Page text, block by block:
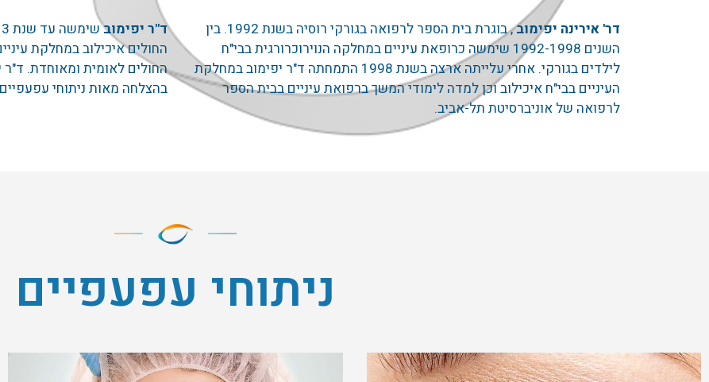
דר' אירינה יפימוב
, בוגרת בית הספר לרפואה בגורקי רוסיה בשנת 1992. בין
השנים 1992-1998 שימשה כרופאת עיניים במחלקה הנוירוכרורגית בבי"ח
לילדים בגורקי. אחרי עלייתה ארצה בשנת 1998 התמחתה ד"ר יפימוב במחלקת
העיניים בבי"ח איכילוב וכן למדה לימודי המשך ברפואת עיניים בבית הספר
לרפואה של אוניברסיטת תל-אביב.
ד"ר יפימוב
החולים איכילוב במחלקת
החולים לאומית ומאוחדת. ד"ר
בהצלחה מאות ניתוחי
ניתוחי עפעפיים